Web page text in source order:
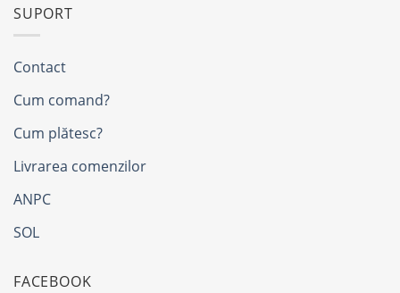
SUPORT
Contact
Cum comand?
Cum plătesc?
Livrarea comenzilor
ANPC
SOL
FACEBOOK